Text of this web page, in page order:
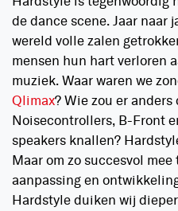
de dance scene. Jaar naar
wereld volle zalen
mensen hun hart verloren
muziek. Waar waren we
Qlimax? Wie zou er
Noisecontrollers, B-Front
speakers knallen?
Maar om zo succesvol
aanpassing en
Hardstyle duiken wij